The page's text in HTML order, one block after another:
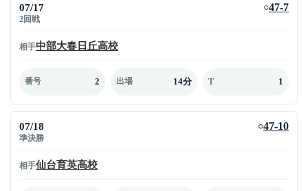
07/17
2回戦
○47-7
相手中部大春日丘高校
番号 2 出場 14分 T 1
07/18
準決勝
○47-10
相手仙台育英高校